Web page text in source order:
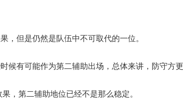
，但是仍然是队伍中不可取代的一位。
候有可能作为第二辅助出场，总体来讲，防守方更
果，第二辅助地位已经不是那么稳定。